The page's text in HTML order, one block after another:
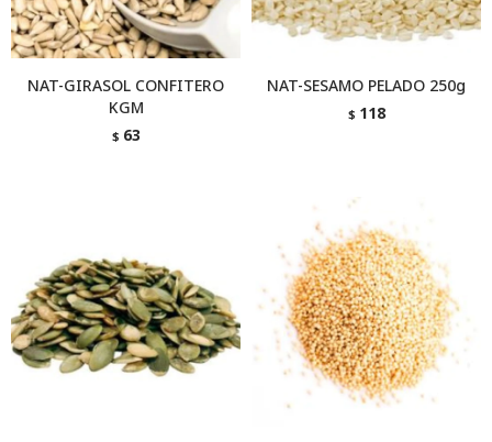
NAT-GIRASOL CONFITERO
KGM
$ 63
NAT-SESAMO PELADO 250g
$ 118